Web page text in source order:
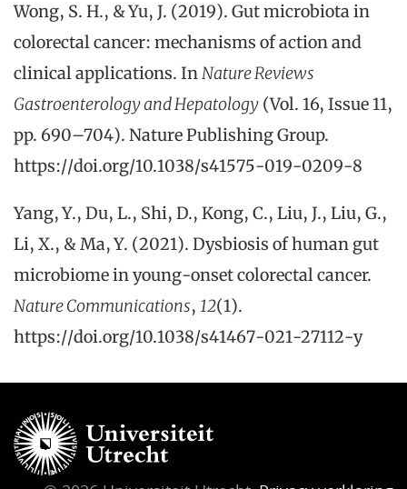
Wong, S. H., & Yu, J. (2019). Gut microbiota in
colorectal cancer: mechanisms of action and
clinical applications. InNature Reviews
Gastroenterology and Hepatology (Vol. 16, Issue 11,
pp. 690–704). Nature Publishing Group.
https://doi.org/10.1038/s41575-019-0209-8
Yang, Y., Du, L., Shi, D., Kong, C., Liu, J., Liu, G.,
Li, X., & Ma, Y. (2021). Dysbiosis of human gut
microbiome in young-onset colorectal cancer.
Nature Communications, 12(1).
https://doi.org/10.1038/s41467-021-27112-y